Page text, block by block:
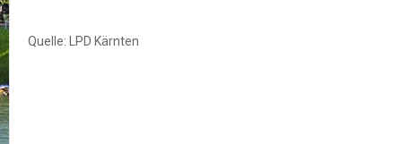
Quelle: LPD Kärnten